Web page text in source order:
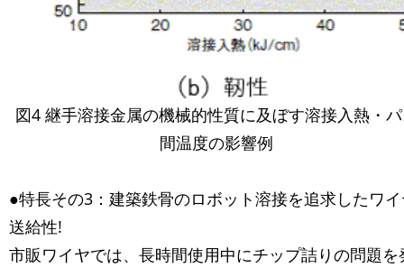
図4 継手溶接金属の機械的性質に及ぼす溶接入熱・
間温度の影響例
●特長その3：建築鉄骨のロボット溶接を追求したワ
送給性!
市販ワイヤでは、長時間使用中にチップ詰りの問題を